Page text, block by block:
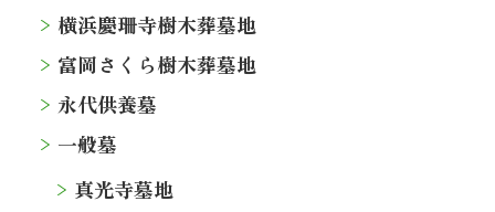
横浜慶珊寺樹木葬墓地
富岡さくら樹木葬墓地
永代供養墓
一般墓
真光寺墓地